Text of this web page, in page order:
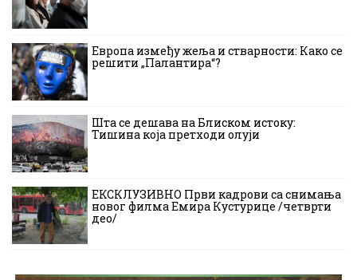
Европа између жеља и стварности: Како се
решити „Палантира“?
Шта се дешава на Блиском истоку:
Тишина која претходи олуји
ЕКСКЛУЗИВНО Први кадрови са снимања
новог филма Емира Кустурице /четврти
део/